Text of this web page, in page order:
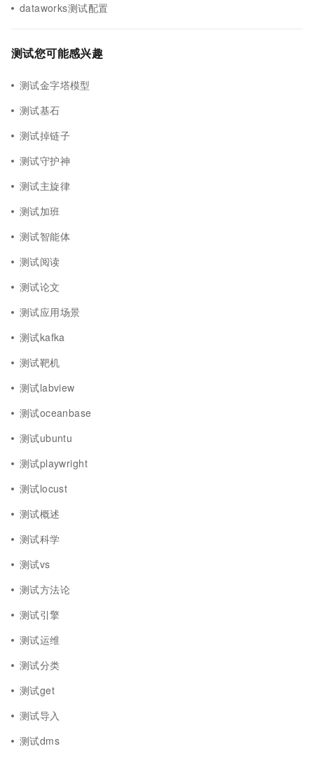
dataworks测试配置
测试您可能感兴趣
测试金字塔模型
测试基石
测试掉链子
测试守护神
测试主旋律
测试加班
测试智能体
测试阅读
测试论文
测试应用场景
测试kafka
测试靶机
测试labview
测试oceanbase
测试ubuntu
测试playwright
测试locust
测试概述
测试科学
测试vs
测试方法论
测试引擎
测试运维
测试分类
测试get
测试导入
测试dms